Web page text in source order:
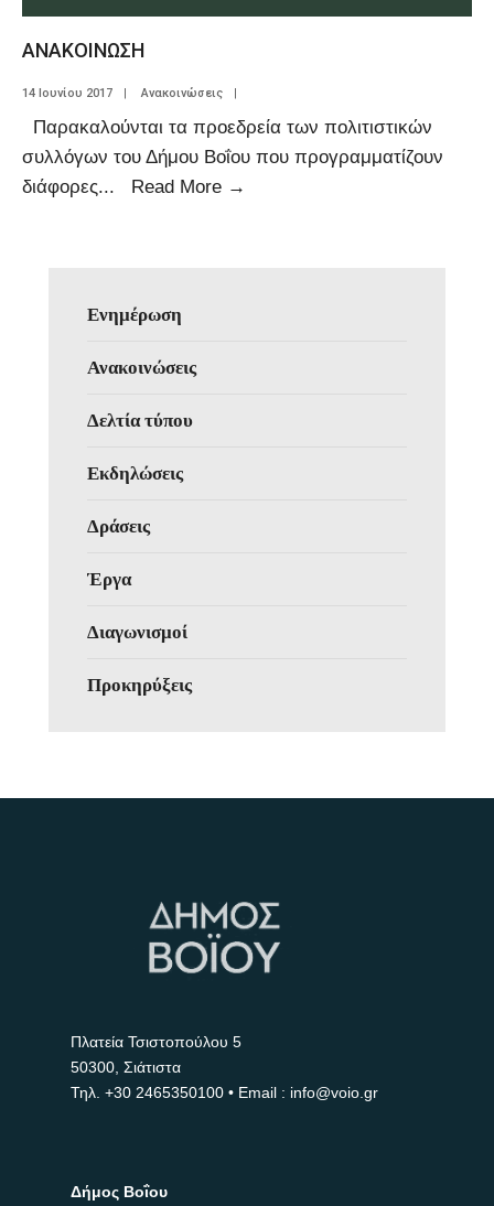
ΑΝΑΚΟΙΝΩΣΗ
14 Ιουνίου 2017 | Ανακοινώσεις |
Παρακαλούνται τα προεδρεία των πολιτιστικών
συλλόγων του Δήμου Βοΐου που προγραμματίζουν
διάφορες... Read More →
Ενημέρωση
Ανακοινώσεις
Δελτία τύπου
Εκδηλώσεις
Δράσεις
Έργα
Διαγωνισμοί
Προκηρύξεις
Πλατεία Τσιστοπούλου 5
50300, Σιάτιστα
Τηλ. +30 2465350100 • Email : info@voio.gr
Δήμος Βοΐου